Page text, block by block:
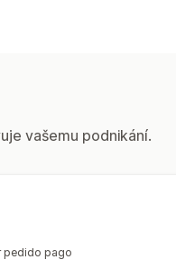
vašemu podnikání.
pedido pago